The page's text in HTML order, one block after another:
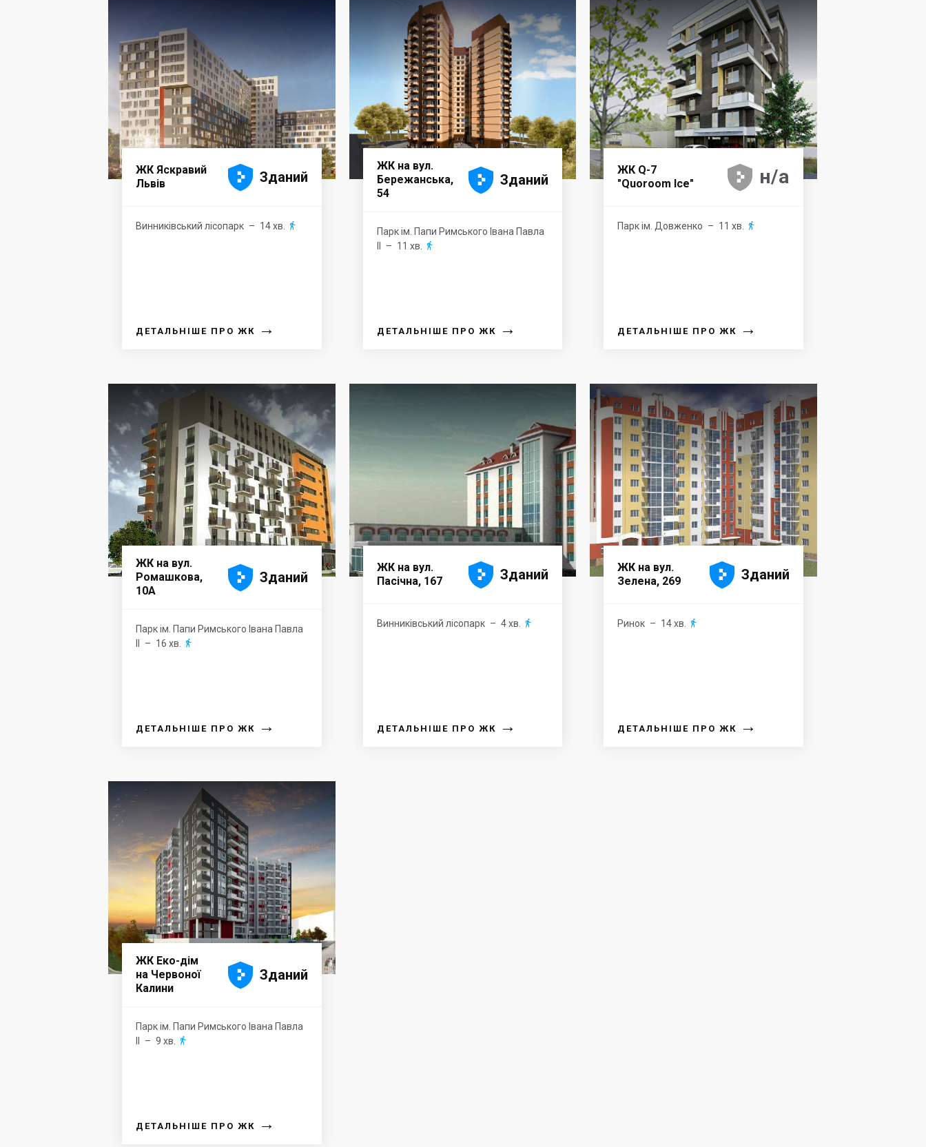
ЖК Яскравий
Львів




 Зданий
Винниківський лісопарк – 14 хв. 
ДЕТАЛЬНІШЕ ПРО ЖК →
ЖК на вул.
Бережанська,
54




 Зданий
Парк ім. Папи Римського Івана Павла
ІІ – 11 хв. 
ДЕТАЛЬНІШЕ ПРО ЖК →
ЖК Q-7
"Quoroom Ice"




 н/а
Парк ім. Довженко – 11 хв. 
ДЕТАЛЬНІШЕ ПРО ЖК →
ЖК на вул.
Ромашкова,
10А




 Зданий
Парк ім. Папи Римського Івана Павла
– 16 хв. 
ДЕТАЛЬНІШЕ ПРО ЖК →
ЖК на вул.
Пасічна, 167




 Зданий
Винниківський лісопарк– 4 хв. 
ДЕТАЛЬНІШЕ ПРО ЖК →
ЖК на вул.
Зелена, 269




 Зданий
Ринок – 14 хв. 
ДЕТАЛЬНІШЕ ПРО ЖК →
ЖК Еко-дім
на Червоної
Калини




 Зданий
Парк ім. Папи Римського Івана Павла
– 9 хв. 
ДЕТАЛЬНІШЕ ПРО ЖК →